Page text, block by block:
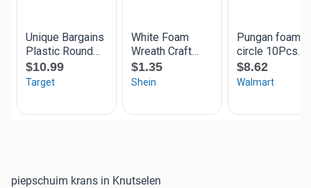
piepschuim krans in Knutselen